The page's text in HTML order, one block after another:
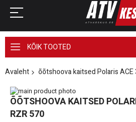
KÕIK TOOTED
Avaleht õõtshoova kaitsed Polaris
Skip
to
the
end
Skip
to
the
ÕÕTSHOOVA KAITSED
RZR 570